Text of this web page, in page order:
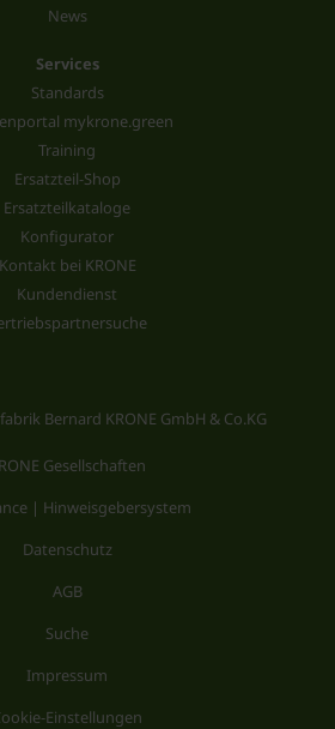
News
Services
Standards
mykrone.green
Training
Ersatzteil-Shop
Ersatzteilkataloge
Konfigurator
Kontakt bei KRONE
Kundendienst
Bernard KRONE GmbH & Co.KG
Gesellschaften
| Hinweisgebersystem
Datenschutz
AGB
Suche
Impressum
Einstellungen